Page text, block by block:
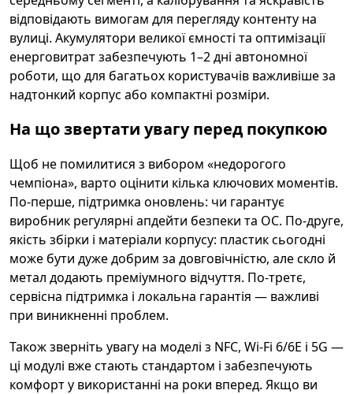
відповідають вимогам для перегляду контенту на
вулиці. Акумулятори великої ємності та оптимізації
енерговитрат забезпечують 1–2 дні автономної
роботи, що для багатьох користувачів важливіше за
надтонкий корпус або компактні розміри.
На що звертати увагу перед покупкою
Щоб не помилитися з вибором «недорогого
чемпіона», варто оцінити кілька ключових моментів.
По-перше, підтримка оновлень: чи гарантує
виробник регулярні апдейти безпеки та ОС. По-друге,
якість збірки і матеріали корпусу: пластик сьогодні
може бути дуже добрим за довговічністю, але скло й
метал додають преміумного відчуття. По-третє,
сервісна підтримка і локальна гарантія — важливі
при виникненні проблем.
Також зверніть увагу на моделі з NFC, Wi‑Fi 6/6E і 5G —
ці модулі вже стають стандартом і забезпечують
комфорт у використанні на роки вперед. Якщо ви